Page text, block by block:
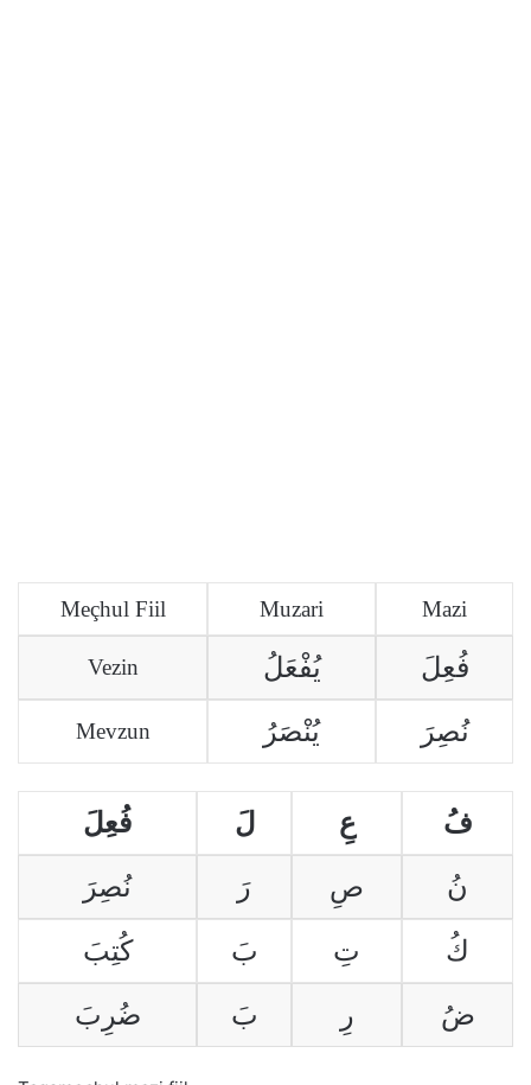
Meçhul Fiil Muzari Mazi
Vezin يُفْعَلُ فُعِلَ
Mevzun يُنْصَرُ نُصِرَ
فُعِلَ لَ عِ فُ
نُصِرَ رَ صِ
نُ
كُتِبَ
بَ تِ
كُ
ضُرِبَ
بَ رِ ضُ